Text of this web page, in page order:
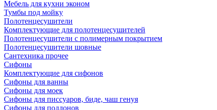
Мебель для кухни эконом
Тумбы под мойку
Полотенцесушители
Комплектующие для полотенцесушителей
Полотенцесушители с полимерным покрытием
Полотенцесушители шовные
Сантехника прочее
Сифоны
Комплектующие для сифонов
Сифоны для ванны
Сифоны для моек
Сифоны для писсуаров, биде, чаш генуя
Сифоны для поддонов